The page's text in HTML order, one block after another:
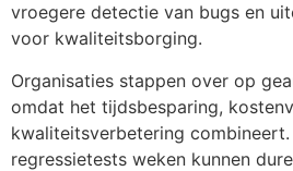
vroegere detectie van bugs en
voor kwaliteitsborging.
Organisaties stappen over op
omdat het tijdsbesparing,
kwaliteitsverbetering combineert.
regressietests weken kunnen